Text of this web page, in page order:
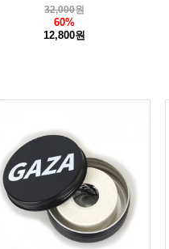
32,000원
60%
12,800원